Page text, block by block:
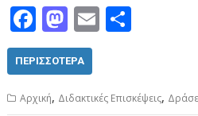
F
ac
e
b
M
as
to
d
E
l α
ΠΕΡΙΣΣΌΤΕΡΑ
Aρχική, Διδακτικές Επισκέψεις,